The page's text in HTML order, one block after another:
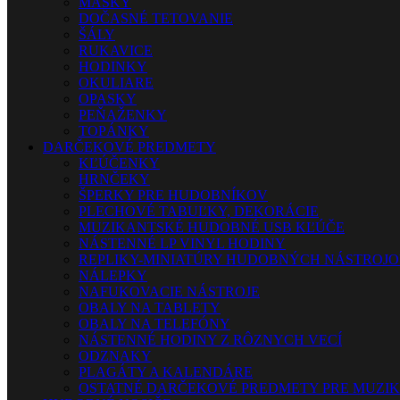
DOČASNÉ TETOVANIE
ŠÁLY
RUKAVICE
HODINKY
OKULIARE
OPASKY
PEŇAŽENKY
TOPÁNKY
DARČEKOVÉ PREDMETY
KĽÚČENKY
HRNČEKY
ŠPERKY PRE HUDOBNÍKOV
PLECHOVÉ TABUĽKY, DEKORÁCIE
MUZIKANTSKÉ HUDOBNÉ USB KĽÚČE
NÁSTENNÉ LP VINYL HODINY
REPLIKY-MINIATÚRY HUDOBNÝCH
NÁLEPKY
NAFUKOVACIE NÁSTROJE
OBALY NA TABLETY
OBALY NA TELEFÓNY
NÁSTENNÉ HODINY Z RÔZNYCH VECÍ
ODZNAKY
PLAGÁTY A KALENDÁRE
OSTATNÉ DARČEKOVÉ PREDMETY PRE